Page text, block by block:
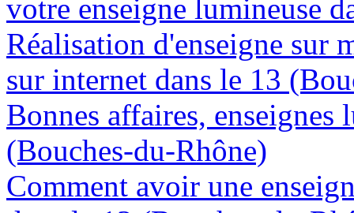
votre enseigne lumineuse
Réalisation d'enseigne sur
sur internet dans le 13
Bonnes affaires, enseignes
(Bouches-du-Rhône)
Comment avoir une